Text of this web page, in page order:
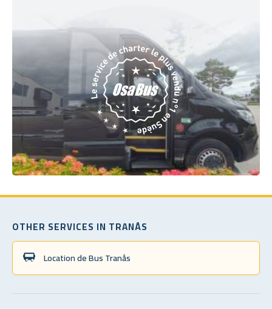
OTHER SERVICES IN TRANÅS
Location de Bus Tranås